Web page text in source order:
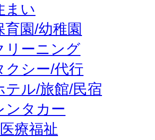
まい
育園/幼稚園
リーニング
クシー/代行
テル/旅館/民宿
ンタカー
療福祉